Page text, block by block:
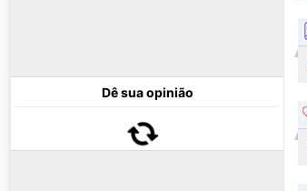
Dê sua opinião